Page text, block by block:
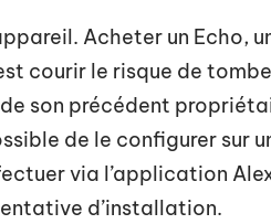
Acheter un Echo,
courir le risque de
son précédent
de le configurer sur
via l’application
d’installation.